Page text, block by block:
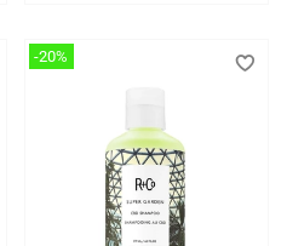
-20%